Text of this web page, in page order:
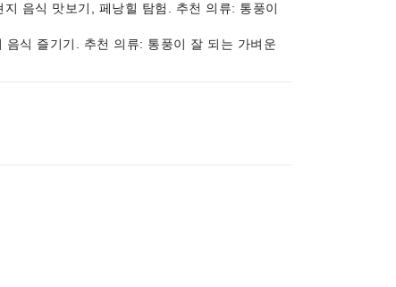
음식 맛보기, 페낭힐 탐험. 추천 의류: 통풍이
식 즐기기. 추천 의류: 통풍이 잘 되는 가벼운